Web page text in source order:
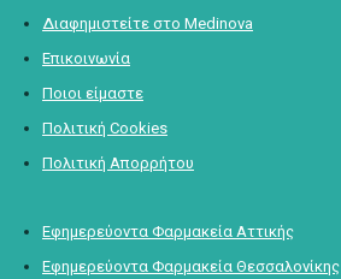
Διαφημιστείτε στο Medinova
Επικοινωνία
Ποιοι είμαστε
Πολιτική Cookies
Πολιτική Απορρήτου
Εφημερεύοντα Φαρμακεία Αττικής
Εφημερεύοντα Φαρμακεία Θεσσαλονίκης